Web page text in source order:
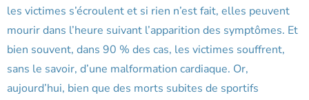
les victimes s’écroulent et si rien n’est fait, elles peuvent
mourir dans l’heure suivant l’apparition des symptômes. Et
bien souvent, dans 90 % des cas, les victimes souffrent,
sans le savoir, d’une malformation cardiaque. Or,
aujourd’hui, bien que des morts subites de sportifs